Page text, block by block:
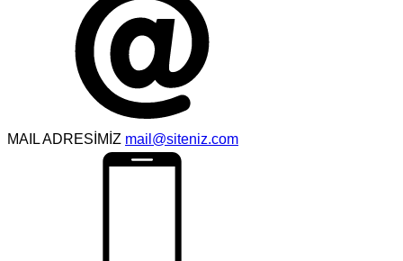
MAIL ADRESİMİZ mail@siteniz.com